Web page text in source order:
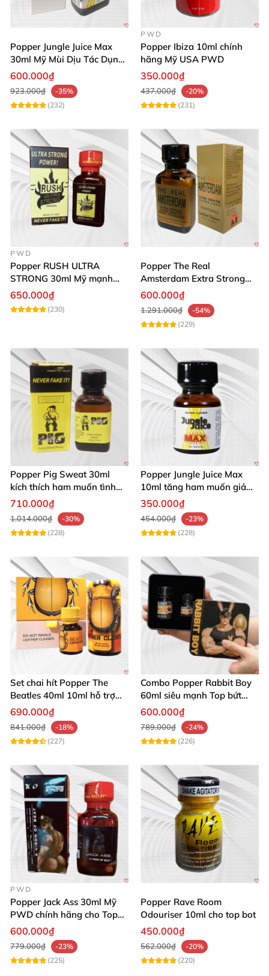
Popper Jungle Juice Max
30ml Mỹ Mùi Dịu Tác Dụng
Nhanh Lâu Mê Mẩn
600.000₫
923.000₫
-35%
(232)
PWD
Popper Ibiza 10ml chính
hãng Mỹ USA PWD
350.000₫
437.000₫
-20%
(231)
PWD
Popper RUSH ULTRA
STRONG 30ml Mỹ mạnh
nhất kích thích cực phê
650.000₫
(230)
Popper The Real
Amsterdam Extra Strong
30ml
600.000₫
1.291.000₫
-54%
(229)
Popper Pig Sweat 30ml
kích thích ham muốn tình
dục khoái cảm sâu cộng
đồng LGBT
710.000₫
1.014.000₫
-30%
(228)
Popper Jungle Juice Max
10ml tăng ham muốn giảm
đau quan hệ
350.000₫
454.000₫
-23%
(228)
Set chai hít Popper The
Beatles 40ml 10ml hỗ trợ
giãn nở hậu môn cho Top
690.000₫
841.000₫
-18%
(227)
Combo Popper Rabbit Boy
60ml siêu mạnh Top bứt
phá giới hạn
600.000₫
789.000₫
-24%
(226)
PWD
Popper Jack Ass 30ml Mỹ
PWD chính hãng cho Top
Bot
600.000₫
779.000₫
-23%
(225)
Popper Rave Room
Odouriser 10ml cho top bot
450.000₫
562.000₫
-20%
(220)